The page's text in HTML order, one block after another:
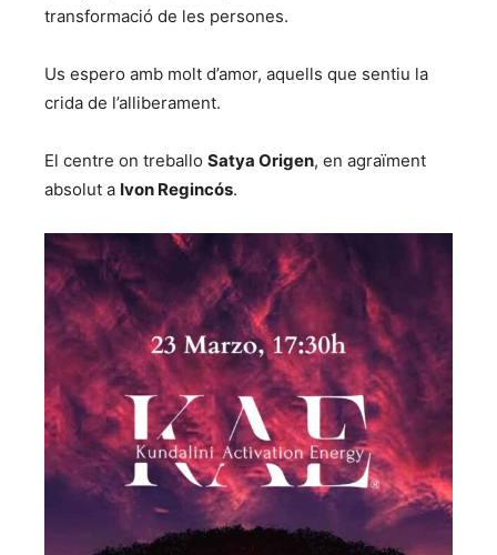
transformació de les persones.
Us espero amb molt d’amor, aquells que sentiu la
crida de l’alliberament.
El centre on treballo Satya Origen, en agraïment
absolut a Ivon Regincós.